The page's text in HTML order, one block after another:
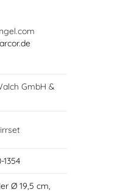
GmbH &
Ø 19,5 cm,